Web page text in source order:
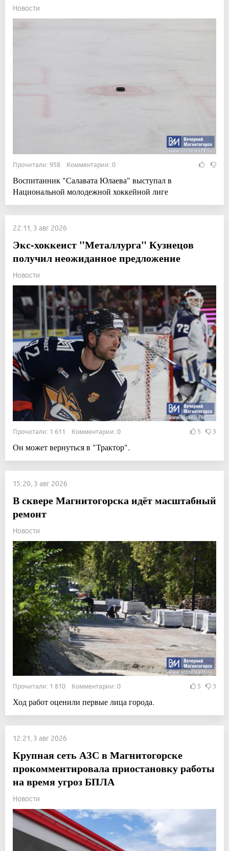
Новости
Прочитали: 958 Комментарии: 0
Воспитанник "Салавата Юлаева" выступал в
Национальной молодежной хоккейной лиге
22:11, 3 авг 2026
Экс-хоккеист "Металлурга" Кузнецов
получил неожиданное предложение
Новости
Прочитали: 1 611 Комментарии: 0 5 3
Он может вернуться в "Трактор".
15:20, 3 авг 2026
В сквере Магнитогорска идёт масштабный
ремонт
Новости
Прочитали: 1 810 Комментарии: 0 5 3
Ход работ оценили первые лица города.
12:21, 3 авг 2026
Крупная сеть АЗС в Магнитогорске
прокомментировала приостановку работы
на время угроз БПЛА
Новости